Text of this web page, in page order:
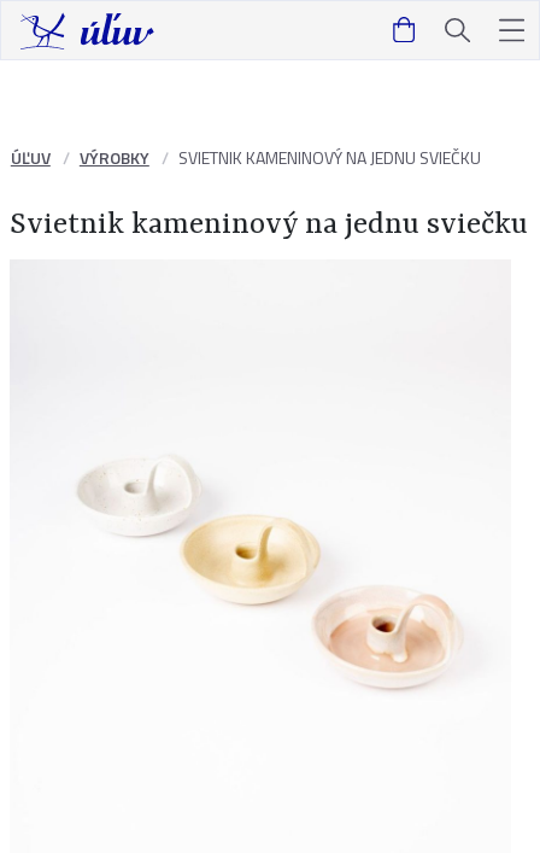
ÚĽUV VÝROBKY SVIETNIK KAMENINOVÝ NA JEDNU SVIEČKU
Svietnik kameninový na jednu sviečku